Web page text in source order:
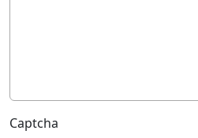
Captcha